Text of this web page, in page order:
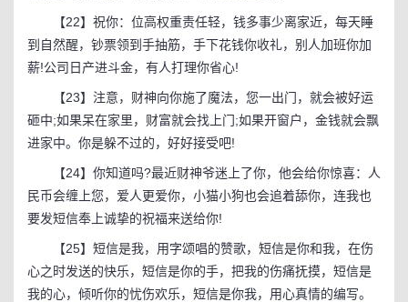
【22】祝你：位高权重责任轻，钱多事少离家近，每天睡
到自然醒，钞票领到手抽筋，手下花钱你收礼，别人加班你加
薪!公司日产进斗金，有人打理你省心!
【23】注意，财神向你施了魔法，您一出门，就会被好运
砸中;如果呆在家里，财富就会找上门;如果开窗户，金钱就会飘
进家中。你是躲不过的，好好接受吧!
【24】你知道吗?最近财神爷迷上了你，他会给你惊喜：人
民币会缠上您，爱人更爱你，小猫小狗也会追着舔你，连我也
要发短信奉上诚挚的祝福来送给你!
【25】短信是我，用字颂唱的赞歌，短信是你和我，在伤
心之时发送的快乐，短信是你的手，把我的伤痛抚摸，短信是
我的心，倾听你的忧伤欢乐，短信是你我，用心真情的编写。